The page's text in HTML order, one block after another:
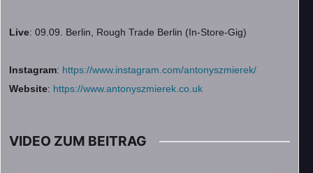
Live: 09.09. Berlin, Rough Trade Berlin (In-Store-Gig)
Instagram: https://www.instagram.com/antonyszmierek/
Website: https://www.antonyszmierek.co.uk
VIDEO ZUM BEITRAG